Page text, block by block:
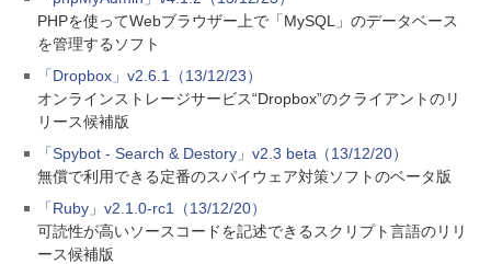
PHPを使ってWebブラウザー上で「MySQL」のデータベース
を管理するソフト
「Dropbox」v2.6.1（13/12/23）
オンラインストレージサービス“Dropbox”のクライアントのリ
リース候補版
「Spybot - Search & Destory」v2.3 beta（13/12/20）
無償で利用できる定番のスパイウェア対策ソフトのベータ版
「Ruby」v2.1.0-rc1（13/12/20）
可読性が高いソースコードを記述できるスクリプト言語のリリ
ース候補版